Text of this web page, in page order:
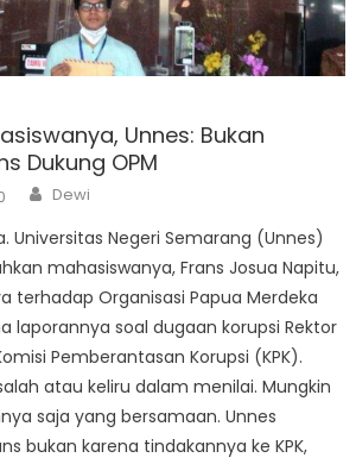
Unnes: Bukan
Dukung OPM
Author
Dewi
Universitas Negeri Semarang (Unnes)
mahasiswanya, Frans Josua Napitu,
terhadap Organisasi Papua Merdeka
laporannya soal dugaan korupsi Rektor
Pemberantasan Korupsi (KPK).
atau keliru dalam menilai. Mungkin
saja yang bersamaan. Unnes
bukan karena tindakannya ke KPK,